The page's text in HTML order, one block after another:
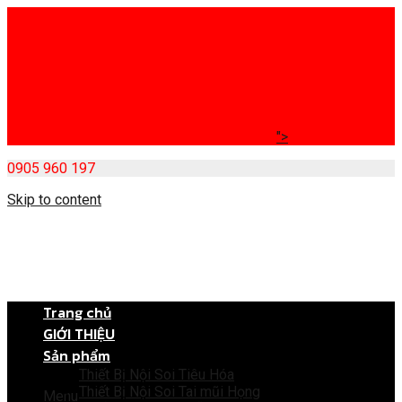
">
0905 960 197
Skip to content
Menu
Trang chủ
GIỚI THIỆU
Sản phẩm
Thiết Bị Nội Soi Tiêu Hóa
Thiết Bị Nội Soi Tai mũi Họng